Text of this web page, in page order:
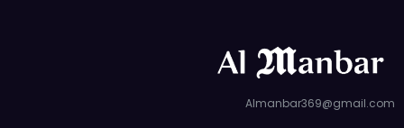
Almanbar369@gmail.com